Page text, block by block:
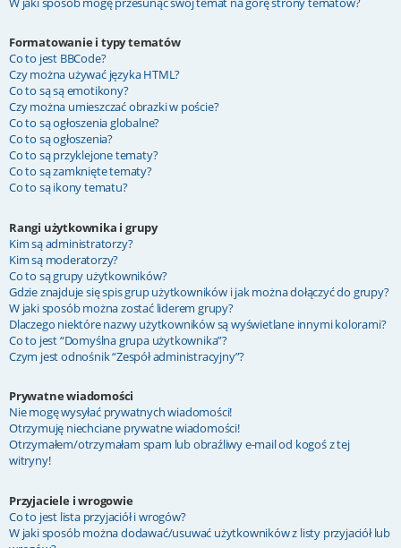
Formatowanie i typy tematów
Co to jest BBCode?
Czy można używać języka HTML?
Co to są są emotikony?
Czy można umieszczać obrazki w poście?
Co to są ogłoszenia globalne?
Co to są ogłoszenia?
Co to są przyklejone tematy?
Co to są zamknięte tematy?
Co to są ikony tematu?
Rangi użytkownika i grupy
Kim są administratorzy?
Kim są moderatorzy?
Co to są grupy użytkowników?
Gdzie znajduje się spis grup użytkowników i jak można dołączyć do grupy?
W jaki sposób można zostać liderem grupy?
Dlaczego niektóre nazwy użytkowników są wyświetlane innymi kolorami?
Co to jest “Domyślna grupa użytkownika”?
Czym jest odnośnik “Zespół administracyjny”?
Prywatne wiadomości
Nie mogę wysyłać prywatnych wiadomości!
Otrzymuję niechciane prywatne wiadomości!
Otrzymałem/otrzymałam spam lub obraźliwy e-mail od kogoś z tej
witryny!
Przyjaciele i wrogowie
Co to jest lista przyjaciół i wrogów?
W jaki sposób można dodawać/usuwać użytkowników z listy przyjaciół lub